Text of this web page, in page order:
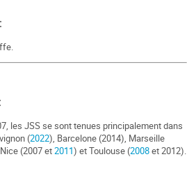
les JSS se sont tenues principalement dans
(2022), Barcelone (2014), Marseille
(2007 et2011) et Toulouse (2008et 2012).